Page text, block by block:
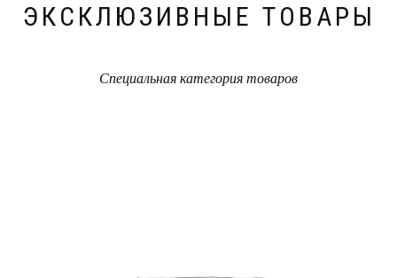
ЭКСКЛЮЗИВНЫЕ ТОВАРЫ
Специальная категория товаров